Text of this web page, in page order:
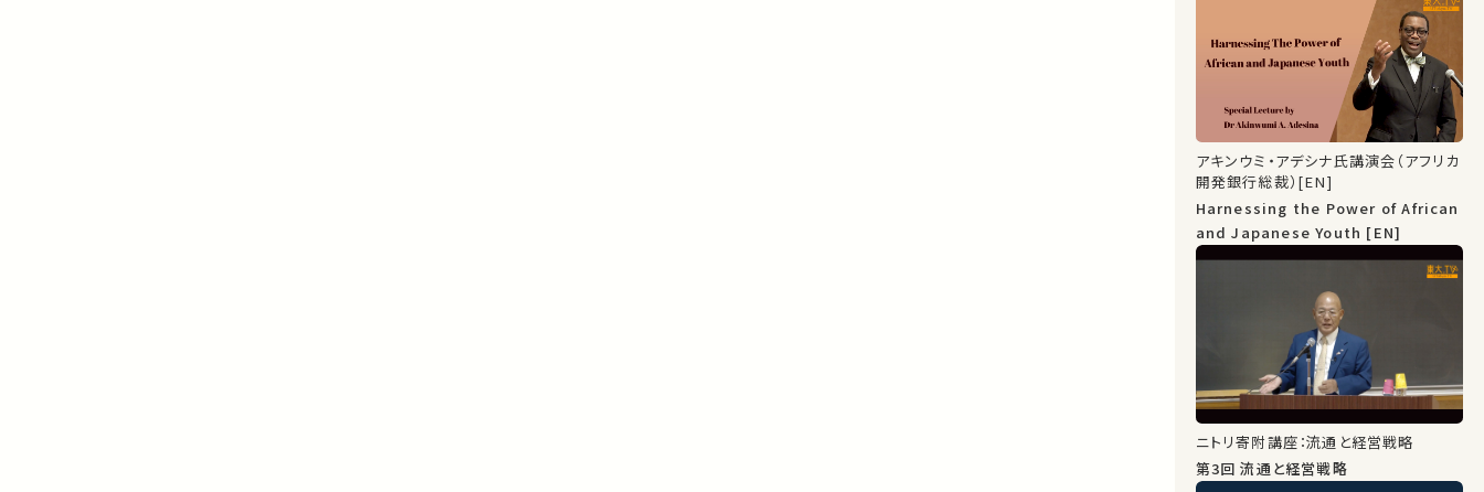
アキンウミ・アデシナ氏講演会（アフリカ
開発銀行総裁）[EN]
Harnessing the Power of African
and Japanese Youth [EN]
ニトリ寄附講座：流通と経営戦略
第3回 流通と経営戦略